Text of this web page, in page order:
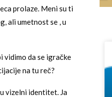
prolaze. Meni su ti
ali umetnost se , u
vidimo da se igračke
na tu reč?
vizelni identitet. Ja